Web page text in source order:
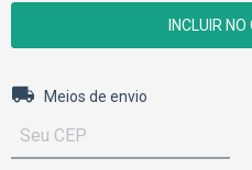
Entregas para o CEP:
Meios de envio